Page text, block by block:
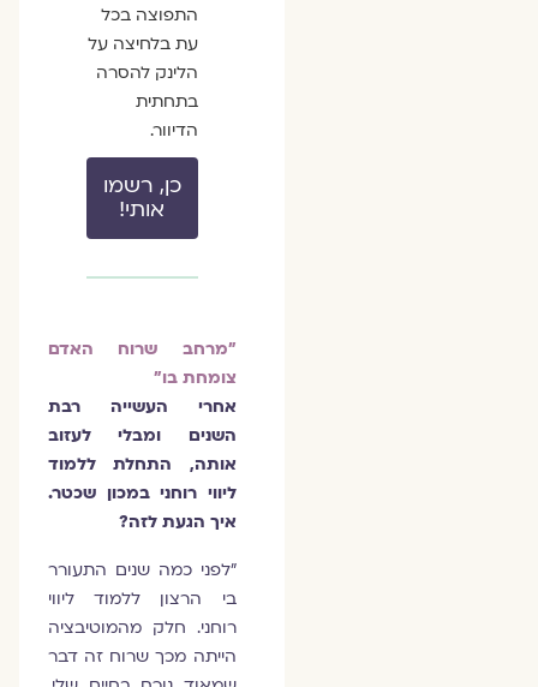
התפוצה בכל
עת בלחיצה על
הלינק להסרה
בתחתית
הדיוור.
כן, רשמו
אותי!
"מרחב שרוח האדם
צומחת בו"
אחרי העשייה רבת
השנים ומבלי לעזוב
אותה, התחלת ללמוד
ליווי רוחני במכון שכטר.
איך הגעת לזה?
"לפני כמה שנים התעורר
בי הרצון ללמוד ליווי
רוחני. חלק מהמוטיבציה
הייתה מכך שרוח זה דבר